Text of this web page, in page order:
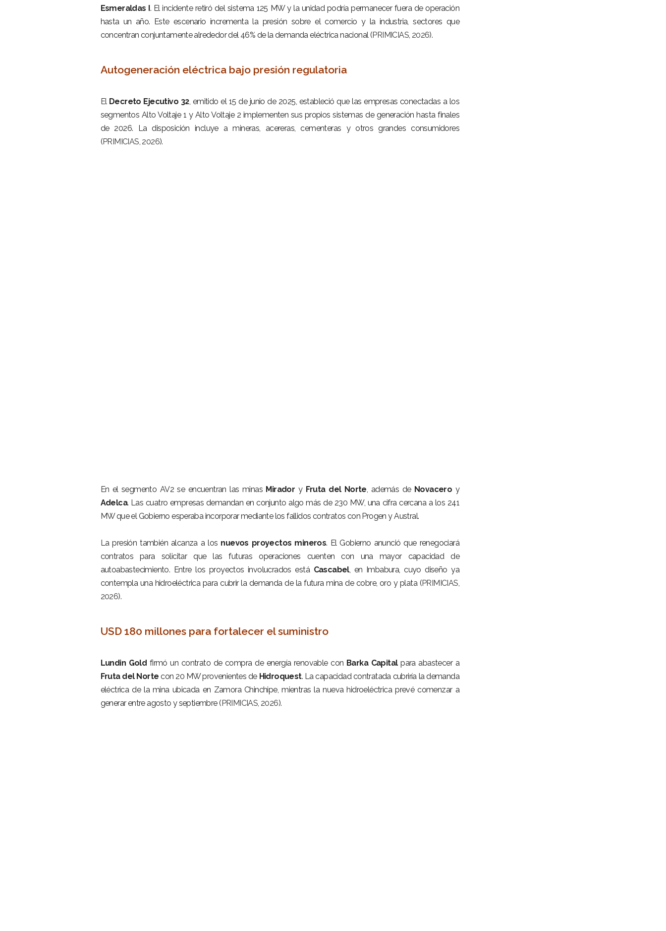
Esmeraldas I. El incidente retiró del sistema 125 MW y la unidad podría permanecer fuera de operación
hasta un año. Este escenario incrementa la presión sobre el comercio y la industria, sectores que
concentran conjuntamente alrededor del 46% de la demanda eléctrica nacional (PRIMICIAS, 2026).
Autogeneración eléctrica bajo presión regulatoria
El Decreto Ejecutivo 32, emitido el 15 de junio de 2025, estableció que las empresas conectadas a los
segmentos Alto Voltaje 1 y Alto Voltaje 2 implementen sus propios sistemas de generación hasta finales
de 2026. La disposición incluye a mineras, acereras, cementeras y otros grandes consumidores
(PRIMICIAS, 2026).
En el segmento AV2 se encuentran las minas Mirador y Fruta del Norte, además de Novacero y
Adelca. Las cuatro empresas demandan en conjunto algo más de 230 MW, una cifra cercana a los 241
MW que el Gobierno esperaba incorporar mediante los fallidos contratos con Progen y Austral.
La presión también alcanza a los nuevos proyectos mineros. El Gobierno anunció que renegociará
contratos para solicitar que las futuras operaciones cuenten con una mayor capacidad de
autoabastecimiento. Entre los proyectos involucrados está Cascabel, en Imbabura, cuyo diseño ya
contempla una hidroeléctrica para cubrir la demanda de la futura mina de cobre, oro y plata (PRIMICIAS,
2026).
USD 180 millones para fortalecer el suministro
Lundin Gold firmó un contrato de compra de energía renovable con Barka Capitalpara abastecer a
Fruta del Norte con 20 MW provenientes de Hidroquest. La capacidad contratada cubriría la demanda
eléctrica de la mina ubicada en Zamora Chinchipe, mientras la nueva hidroeléctrica prevé comenzar a
generar entre agosto y septiembre (PRIMICIAS, 2026).